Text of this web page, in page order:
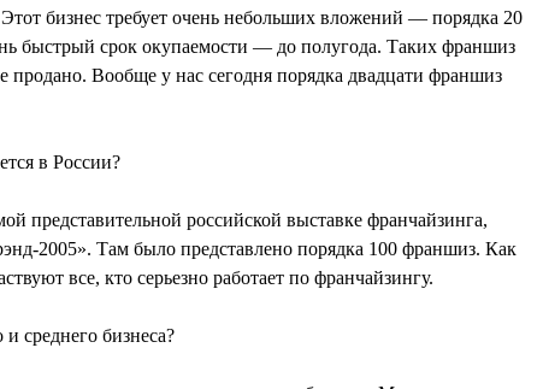
бизнес требует очень небольших вложений — порядка 20
быстрый срок окупаемости — до полугода. Таких франшиз
продано. Вообще у нас сегодня порядка двадцати франшиз
в России?
представительной российской выставке франчайзинга,
2005». Там было представлено порядка 100 франшиз. Как
все, кто серьезно работает по франчайзингу.
среднего бизнеса?